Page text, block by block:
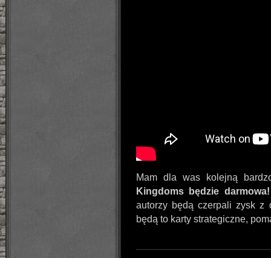
Mam dla was kolejną
Kingdoms będzie darmowa!
autorzy będą czerpali zysk z
będą to karty strategiczne,